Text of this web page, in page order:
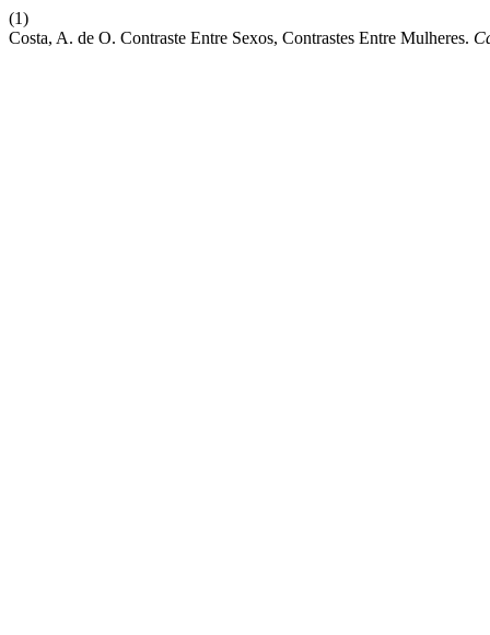
(1)
Costa, A. de O. Contraste Entre Sexos, Contrastes Entre Mulheres.